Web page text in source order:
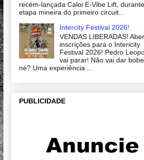
recém-lançada Caloi E-Vibe Lift,
etapa mineira do primeiro circuit...
Intercity Festival 2026!
VENDAS LIBERADAS!
inscrições para o Intericity
Festival 2026! Pedro
vai parar! Não vai dar
né? Uma experiência ...
PUBLICIDADE